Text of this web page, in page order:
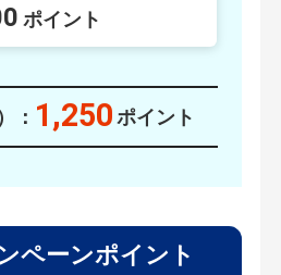
ポイント
： 1,250 ポイント
ペーンポイント